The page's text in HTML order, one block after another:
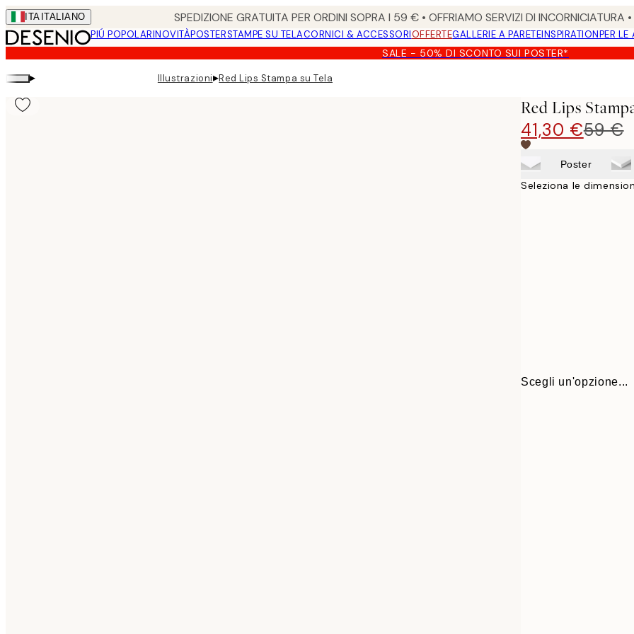
Skip
to
main
content.
ITA ITALIANO SPEDIZIONE GRATUITA PER ORDINI SOPRA I 59 € • OFFRIAMO SERVIZI DI
PIÚ POPOLARINOVITÀPOSTERSTAMPE SU TELACORNICI & ACCESSORIOFFERTEGALLERIE A PARETEINSPIRATIONPER LE
SALE - 50% DI SCONTO SUI POSTER*
▸ Illustrazioni▸Red Lips Stampa su Tela
Red Lips
41,30 €59 €
Poster
Seleziona le
Scegli un'opzione...